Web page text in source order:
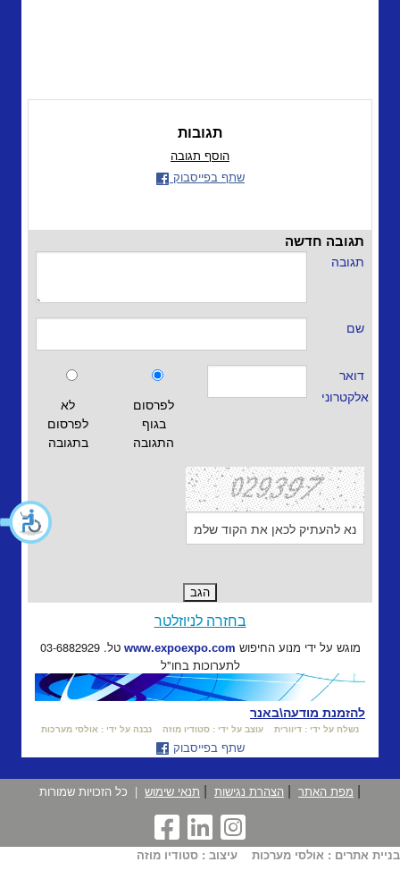
תגובות
הוסף תגובה
שתף בפייסבוק
תגובה חדשה
תגובה
שם
לא
לפרסום
בתגובה
לפרסום
בגוף
התגובה
דואר
אלקטרוני
בחזרה לניוזלטר
טל. 03-6882929 www.expoexpo.com
לתערוכות בחו"ל
להזמנת מודעה\באנר
נשלח על ידי : דיוורית עוצב על ידי : סטודיו מוזה נבנה על ידי : אולסי מערכות
שתף בפייסבוק
כל הזכויות שמורות | תנאי שימוש | הצהרת נגישות | מפת האתר |
בניית אתרים : אולסי מערכות עיצוב : סטודיו מוזה